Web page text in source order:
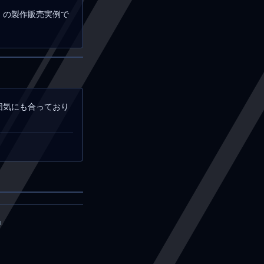
製作販売実例で
にも合っており